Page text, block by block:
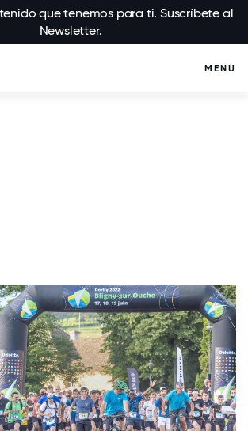
que tenemos para ti. Suscríbete al
Newsletter.
MENU